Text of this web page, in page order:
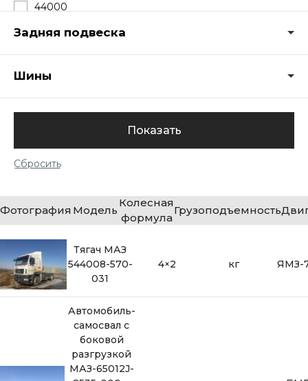
44000
Задняя подвеска
Шины
Фотография Модель
Колесная
формула
Грузоподъемность
Тягач МАЗ
544008-570-
031
4×2 кг ЯМЗ-
Автомобиль-
самосвал с
боковой
разгрузкой
МАЗ-65012J-